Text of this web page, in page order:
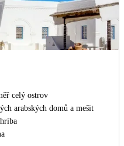
celý ostrov
arabských domů a mešit